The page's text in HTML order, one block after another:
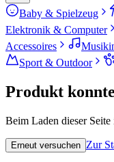
Baby & Spielzeug
Elektronik & Computer
Accessoires
Sport & Outdoor
Produkt
Beim Laden dieser
Erneut versuchen Zur